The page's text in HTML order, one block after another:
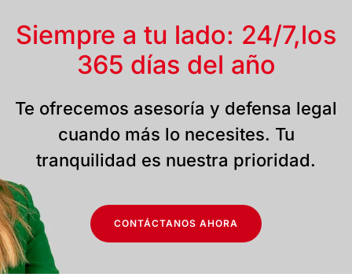
Siempre a tu lado: 24/7,los
365 días del año
Te ofrecemos asesoría y defensa legal
cuando más lo necesites. Tu
tranquilidad es nuestra prioridad.
CONTÁCTANOS AHORA